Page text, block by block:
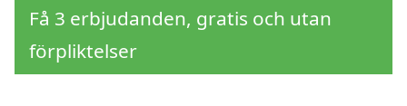
Få 3 erbjudanden, gratis och utan
förpliktelser